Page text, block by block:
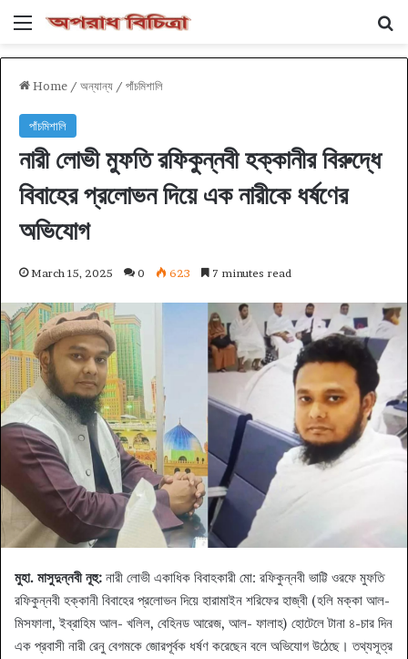
Menu
Home / অন্যান্য / পাঁচমিশালি
পাঁচমিশালি
নারী লোভী মুফতি রফিকুন্নবী হক্কানীর বিরুদ্ধে
বিবাহের প্রলোভন দিয়ে এক নারীকে ধর্ষণের
অভিযোগ
March 15, 2025 0 623 7 minutes read
মুহা. মাসুদুন্নবী নূহু: নারী লোভী একাধিক বিবাহকারী মো: রফিকুন্নবী ভাট্টি ওরফে মুফতি
রফিকুন্নবী হক্কানী বিবাহের প্রলোভন দিয়ে হারামাইন শরিফের হাজ্বী (হলি মক্কা আল-
মিসফালা, ইব্রাহিম আল- খলিল, বেহিনড আরেজ, আল- ফালাহ) হোটেলে টানা ৪-চার দিন
এক প্রবাসী নারী রেনু বেগমকে জোরপূর্বক ধর্ষণ করেছেন বলে অভিযোগ উঠেছে। তথ্যসূত্র